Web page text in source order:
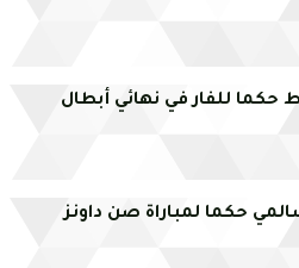
حكما للفار في نهائي أبطال
حكما لمباراة صن داونز